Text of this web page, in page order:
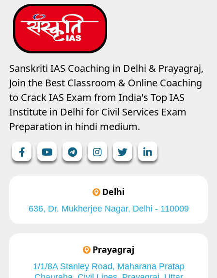
Sanskriti IAS Coaching in Delhi & Prayagraj,
Join the Best Classroom & Online Coaching
to Crack IAS Exam from India's Top IAS
Institute in Delhi for Civil Services Exam
Preparation in hindi medium.
Delhi
636, Dr. Mukherjee Nagar, Delhi - 110009
Prayagraj
1/1/8A Stanley Road, Maharana Pratap